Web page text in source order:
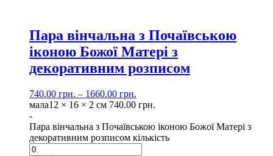
Пара вінчальна з Почаївською
іконою Божої Матері з
декоративним розписом
740.00 грн. – 1660.00 грн.
мала12 × 16 × 2 см 740.00 грн.
-
Пара вінчальна з Почаївською іконою Божої Матері з
декоративним розписом кількість